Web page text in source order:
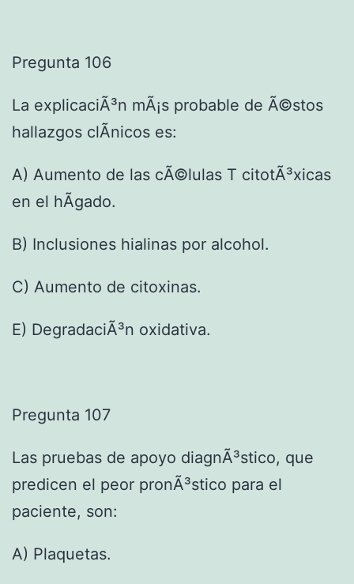
Pregunta 106
La explicaciÃ³n mÃ¡s probable de Ã©stos
hallazgos clÃ­nicos es:
A) Aumento de las cÃ©lulas T citotÃ³xicas
en el hÃ­gado.
B) Inclusiones hialinas por alcohol.
C) Aumento de citoxinas.
E) DegradaciÃ³n oxidativa.
Pregunta 107
Las pruebas de apoyo diagnÃ³stico, que
predicen el peor pronÃ³stico para el
paciente, son:
A) Plaquetas.